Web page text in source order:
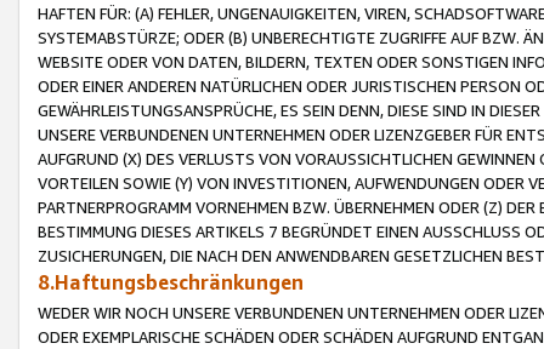
HAFTEN FÜR: (A) FEHLER, UNGENAUIGKEITEN, VIREN,
SYSTEMABSTÜRZE; ODER (B) UNBERECHTIGTE ZUGRIFFE AUF BZW.
WEBSITE ODER VON DATEN, BILDERN, TEXTEN ODER SONSTIGEN
ODER EINER ANDEREN NATÜRLICHEN ODER JURISTISCHEN PERSON
GEWÄHRLEISTUNGSANSPRÜCHE, ES SEIN DENN, DIESE SIND IN
UNSERE VERBUNDENEN UNTERNEHMEN ODER LIZENZGEBER FÜR
AUFGRUND (X) DES VERLUSTS VON VORAUSSICHTLICHEN
VORTEILEN SOWIE (Y) VON INVESTITIONEN, AUFWENDUNGEN ODER
PARTNERPROGRAMM VORNEHMEN BZW. ÜBERNEHMEN ODER (Z)
BESTIMMUNG DIESES ARTIKELS 7 BEGRÜNDET EINEN AUSSCHLUSS
ZUSICHERUNGEN, DIE NACH DEN ANWENDBAREN GESETZLICHEN
8.Haftungsbeschränkungen
WEDER WIR NOCH UNSERE VERBUNDENEN UNTERNEHMEN ODER
ODER EXEMPLARISCHE SCHÄDEN ODER SCHÄDEN AUFGRUND